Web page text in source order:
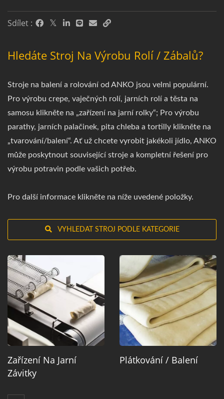
Sdílet :
Hledáte Stroj Na Výrobu Rolí / Zábalů?
Stroje na balení a rolování od ANKO jsou velmi populární.
Pro výrobu crepe, vaječných rolí, jarních rolí a těsta na
samosu klikněte na „zařízení na jarní rolky“; Pro výrobu
parathy, jarních palačinek, pita chleba a tortilly klikněte na
„tvarování/balení“. Ať už chcete vyrobit jakékoli jídlo, ANKO
může poskytnout související stroje a kompletní řešení pro
výrobu potravin podle vašich potřeb.
Pro další informace klikněte na níže uvedené položky.
VYHLEDAT STROJ PODLE KATEGORIE
Zařízení Na Jarní
Závitky
Plátkování / Balení